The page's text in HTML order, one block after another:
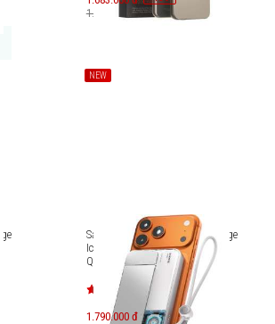
1.980.000 đ
NEW
Sạc dự phòng không dây Sharge
Icemag 3 10.000mAh (35W,
Qi2.2, 25W)
1.790.000 đ